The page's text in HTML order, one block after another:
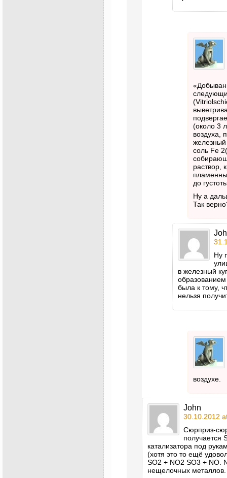
(около 3
воздуха,
железный
соль Fe
раствор,
до
Ну а
Так
Ну
в железный
образованием
была к тому,
нельзя
воздухе.
John
30.10.2012
Сюрприз-
получается
катализатора под
(хотя это то ещё
SO2 + NO2 SO3 + NO.
нещелочных металлов.